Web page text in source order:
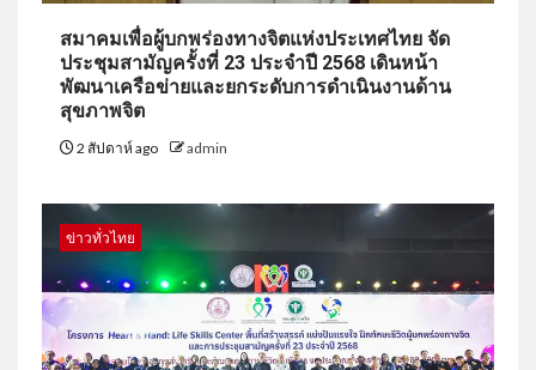
สมาคมเพื่อผู้บกพร่องทางจิตแห่งประเทศไทย จัด
ประชุมสามัญครั้งที่ 23 ประจำปี 2568 เดินหน้า
พัฒนาเครือข่ายและยกระดับการดำเนินงานด้าน
สุขภาพจิต
2 สัปดาห์ ago admin
ข่าวทั่วไทย